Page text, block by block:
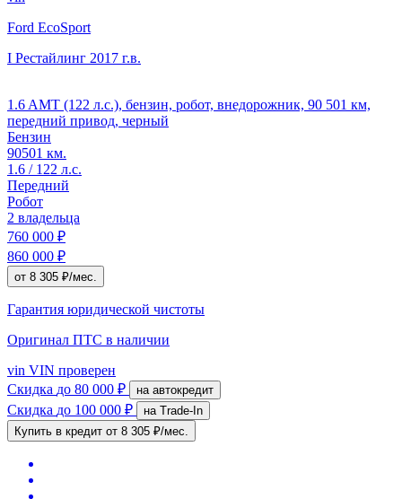
Ford EcoSport
I Рестайлинг 2017 г.в.
1.6 AMT (122 л.с.), бензин, робот, внедорожник, 90 501 км,
передний привод, черный
Бензин
90501 км.
1.6 / 122 л.с.
Передний
Робот
2 владельца
760 000 ₽
860 000 ₽
от 8 305 ₽/мес.
Гарантия юридической чистоты
Оригинал ПТС в наличии
vin VIN проверен
Скидка до 80 000 ₽ на автокредит
Скидка до 100 000 ₽
на Trade-In
Купить в кредит от 8 305 ₽/мес.